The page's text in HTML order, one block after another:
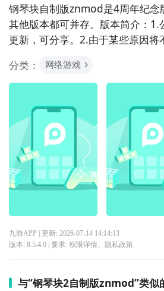
钢琴块自制版znmod是4周年纪念
其他版本都可并存。版本简介：1.
更新，可分享。2.由于某些原因将
分类：
网络游戏
九游APP | 更新: 2026-07-14 14:14:13
版本: 8.5.4.0| 要求: 权限详情、 隐私政策
与“钢琴块2自制版znmod”类似